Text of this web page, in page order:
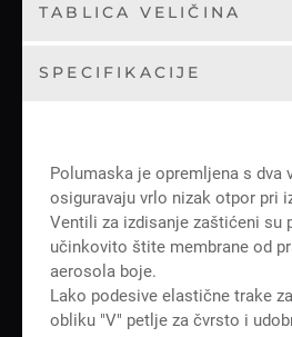
TABLICA VELIČINA
SPECIFIKACIJE
Polumaska je opremljena s dva
osiguravaju vrlo nizak otpor pri
Ventili za izdisanje zaštićeni su
učinkovito štite membrane od
aerosola boje.
Lako podesive elastične trake
obliku "V" petlje za čvrsto i